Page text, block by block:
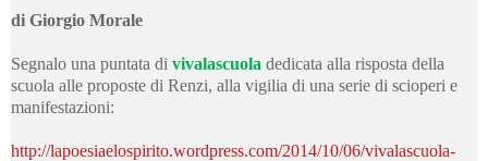
di Giorgio Morale
Segnalo una puntata di vivalascuola dedicata alla risposta della
scuola alle proposte di Renzi, alla vigilia di una serie di scioperi e
manifestazioni:
http://lapoesiaelospirito.wordpress.com/2014/10/06/vivalascuola-